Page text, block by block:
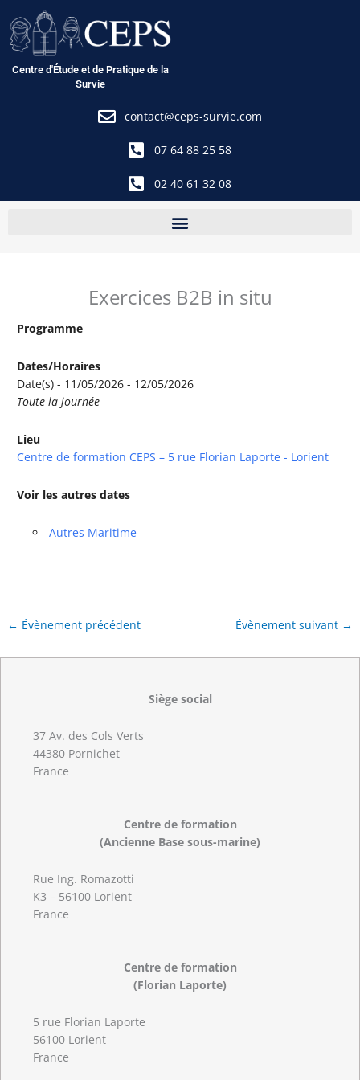
au
contenu
Centre d'Étude et de Pratique de la
Survie
contact@ceps-survie.com
07 64 88 25 58
02 40 61 32 08
Exercices B2B in situ
Programme
Dates/Horaires
Date(s) - 11/05/2026 - 12/05/2026
Toute la journée
Lieu
Centre de formation CEPS – 5 rue Florian Laporte - Lorient
Voir les autres dates
Autres Maritime
← Évènement précédent Évènement suivant →
Siège social
37 Av. des Cols Verts
44380 Pornichet
France
Centre de formation
(Ancienne Base sous-marine)
Rue Ing. Romazotti
K3 – 56100 Lorient
France
Centre de formation
(Florian Laporte)
5 rue Florian Laporte
56100 Lorient
France